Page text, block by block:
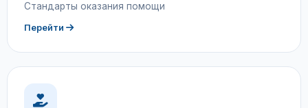
Стандарты оказания помощи
Перейти